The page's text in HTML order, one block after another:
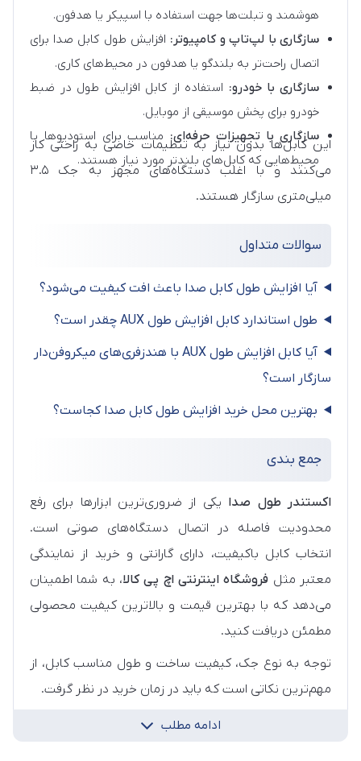
هوشمند و تبلت‌ها جهت استفاده با اسپیکر یا هدفون.
سازگاری با لپ‌تاپ و کامپیوتر: افزایش طول کابل صدا برای
اتصال راحت‌تر به بلندگو یا هدفون در محیط‌های کاری.
سازگاری با خودرو: استفاده از کابل افزایش طول در ضبط
خودرو برای پخش موسیقی از موبایل.
سازگاری با تجهیزات حرفه‌ای: مناسب برای استودیوها یا
محیط‌هایی که کابل‌های بلندتر مورد نیاز هستند.
این کابل‌ها بدون نیاز به تنظیمات خاصی به راحتی کار
می‌کنند و با اغلب دستگاه‌های مجهز به جک ۳.۵
میلی‌متری سازگار هستند.
سوالات متداول
آیا افزایش طول کابل صدا باعث افت کیفیت می‌شود؟
طول استاندارد کابل افزایش طول AUX چقدر است؟
آیا کابل افزایش طول AUX با هندزفری‌های میکروفن‌دار
سازگار است؟
بهترین محل خرید افزایش طول کابل صدا کجاست؟
جمع‌ بندی
اکستندر طول صدا یکی از ضروری‌ترین ابزارها برای رفع
محدودیت فاصله در اتصال دستگاه‌های صوتی است.
انتخاب کابل باکیفیت، دارای گارانتی و خرید از نمایندگی
معتبر مثل فروشگاه اینترنتی اچ پی کالا، به شما اطمینان
می‌دهد که با بهترین قیمت و بالاترین کیفیت محصولی
مطمئن دریافت کنید.
توجه به نوع جک، کیفیت ساخت و طول مناسب کابل، از
مهم‌ترین نکاتی است که باید در زمان خرید در نظر گرفت.
ادامه مطلب